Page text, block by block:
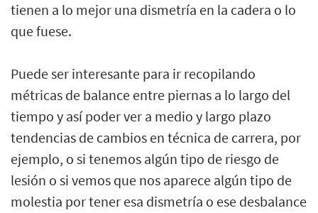
tienen a lo mejor una dismetría en la cadera o lo
que fuese.
Puede ser interesante para ir recopilando
métricas de balance entre piernas a lo largo del
tiempo y así poder ver a medio y largo plazo
tendencias de cambios en técnica de carrera, por
ejemplo, o si tenemos algún tipo de riesgo de
lesión o si vemos que nos aparece algún tipo de
molestia por tener esa dismetría o ese desbalance